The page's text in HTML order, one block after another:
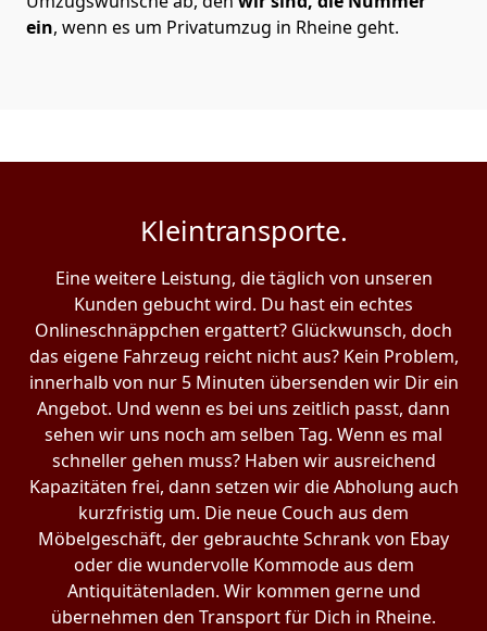
ein, wenn es um Privatumzug in Rheine geht.
Kleintransporte.
Eine weitere Leistung, die täglich von unseren
Kunden gebucht wird. Du hast ein echtes
Onlineschnäppchen ergattert? Glückwunsch, doch
das eigene Fahrzeug reicht nicht aus? Kein Problem,
innerhalb von nur 5 Minuten übersenden wir Dir ein
Angebot. Und wenn es bei uns zeitlich passt, dann
sehen wir uns noch am selben Tag. Wenn es mal
schneller gehen muss? Haben wir ausreichend
Kapazitäten frei, dann setzen wir die Abholung auch
kurzfristig um. Die neue Couch aus dem
Möbelgeschäft, der gebrauchte Schrank von Ebay
oder die wundervolle Kommode aus dem
Antiquitätenladen. Wir kommen gerne und
übernehmen den Transport für Dich in Rheine.